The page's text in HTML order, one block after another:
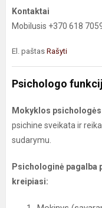
Kontaktai
Mobilusis +370 618
El. paštas Rašyti
Psichologo
Mokyklos
psichine sveikata ir
sudarymu.
Psichologinė
kreipiasi: